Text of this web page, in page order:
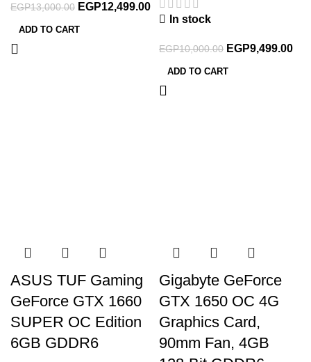
EGP13,000.00 EGP12,499.00
ADD TO CART
In stock
EGP10,000.00 EGP9,499.00
ADD TO CART
ASUS TUF Gaming
GeForce GTX 1660
SUPER OC Edition
6GB GDDR6
Gigabyte GeForce
GTX 1650 OC 4G
Graphics Card,
90mm Fan, 4GB